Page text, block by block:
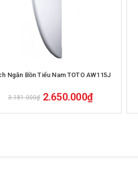
Ngăn Bồn Tiểu Nam TOTO AW115J
3.181.000₫ 2.650.000₫